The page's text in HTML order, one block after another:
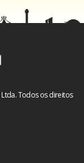
Todos os direitos